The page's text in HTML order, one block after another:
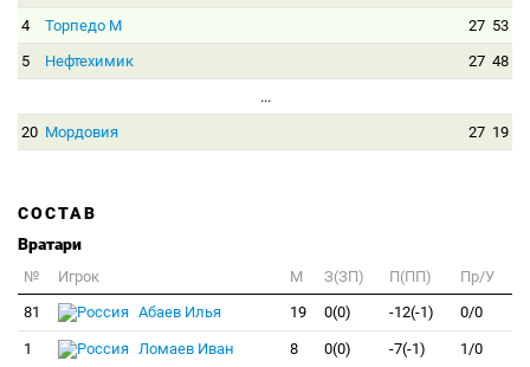
4
Торпедо М 27 53
5
Нефтехимик 27 48
...
20 Мордовия 27 19
СОСТАВ
Вратари
№ Игрок M З(ЗП) П(ПП)
Пр/У
81
Абаев Илья 19 0(0) -12(-1) 0/0
1 Ломаев Иван 8 0(0) -7(-1) 1/0